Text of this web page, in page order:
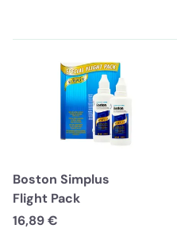
Boston Simplus
Flight Pack
16,89 €